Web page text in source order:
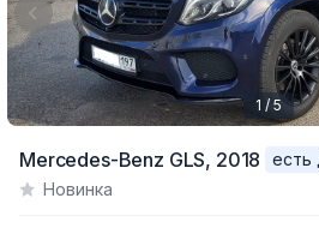
of
1 / 5
Mercedes-Benz GLS, 2018
есть
Новинка